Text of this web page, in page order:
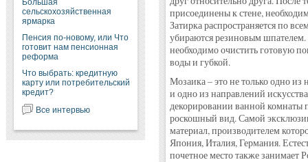
Большая
сельскохозяйственная
ярмарка
Пенсия по-новому, или Что
готовит нам пенсионная
реформа
Что выбрать: кредитную
карту или потребительский
кредит?
Все интервью
присоединены к стене,
Затирка распространяется по
убираются резиновым
необходимо очистить готовую
воды и губкой.
Мозаика – это не только одно
и одно из направлений
декорировании ванной комнаты
роскошный вид. Самой
материал, производителем
Япония, Италия, Германия.
почетное место также занимает